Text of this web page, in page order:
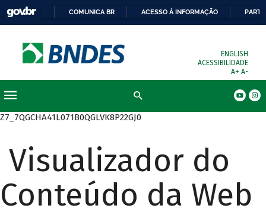
COMUNICA BR ACESSO À INFORMAÇÃO
ENGLISH
ACESSIBILIDADE
A+ A-
Z7_7QGCHA41L071B0QGLVK8P22GJ0
Visualizador do
Conteúdo da Web